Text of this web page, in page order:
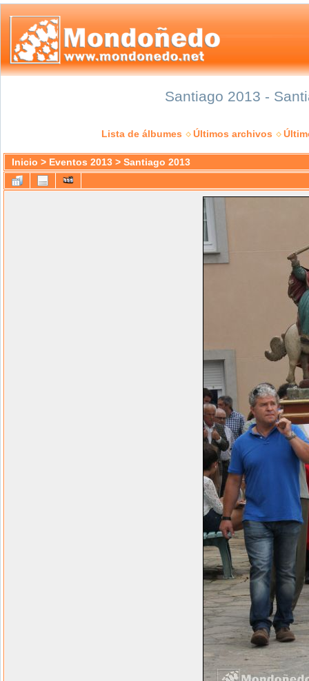
Santiago 2013 -
Lista de álbumes Últimos archivos
Inicio > Eventos 2013 > Santiago 2013